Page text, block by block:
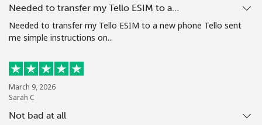
Needed to transfer my Tello ESIM to a…
Needed to transfer my Tello ESIM to a new phone Tello sent
me simple instructions on...
March 9, 2026
Sarah C
Not bad at all